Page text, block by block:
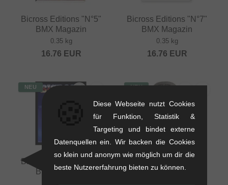
Bicross Editions "N°5"
BMX Magazin
0.35 kg
16.76 EUR
Bicross Editions "N°7"
BMX Magazin
0.35 kg
16.76 EUR
NEU
Bicross Editions "N°2"
BMX Magazin
NEU
Inspyre Bicycles
Gesichtsmaske - Dark
Diese Webseite nutzt Cookies
für Funktion, Statistik &
Targeting und bindet externe
Datenquellen ein. Wir backen die Cookies
so klein und anonym wie möglich um dir die
beste Nutzererfahrung bieten zu können.